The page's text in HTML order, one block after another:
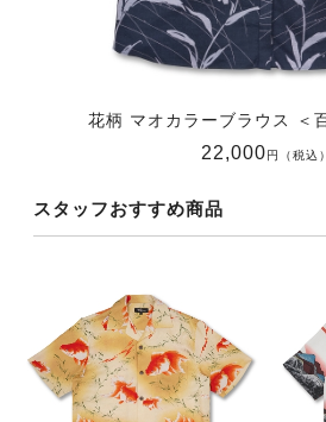
花柄 マオカラーブラウス ＜
22,000円（税込）
スタッフおすすめ商品